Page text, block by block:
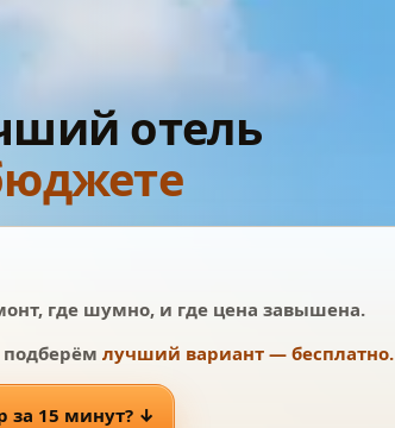
отель
где шумно, и где цена завышена.
лучший вариант — бесплатно.
за 15 минут? ↓